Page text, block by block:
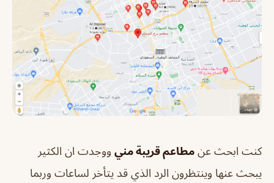
كنت ابحث عن مطاعم قريبة مني ووجدت ان الكثير
يبحث عنها وينتظرون الرد الذي قد يتأخر لساعات وربما